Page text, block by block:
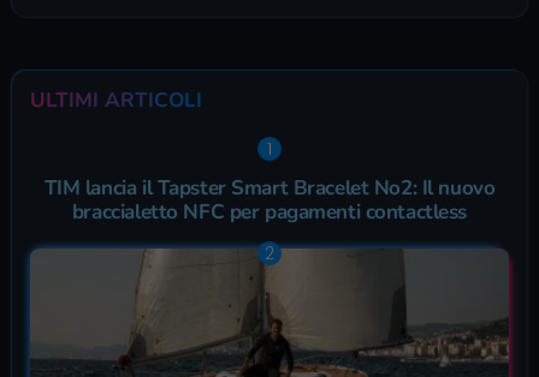
ULTIMI ARTICOLI
TIM lancia il Tapster Smart Bracelet No2: Il nuovo
braccialetto NFC per pagamenti contactless